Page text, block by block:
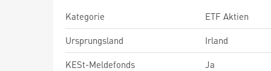
Kategorie
ETF Aktien
Ursprungsland
Irland
KESt-Meldefonds
Ja